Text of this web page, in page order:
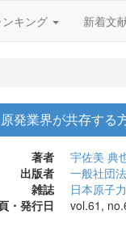
キング 新着文
発業界が共存する
著者
宇佐美 典
出版者
一般社団
雑誌
日本原子
・発行日
vol.61,